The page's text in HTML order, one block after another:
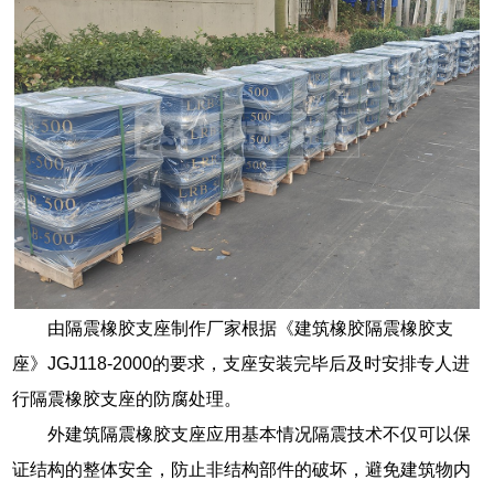
由隔震橡胶支座制作厂家根据《建筑橡胶隔震橡胶支
座》JGJ118-2000的要求，支座安装完毕后及时安排专人进
行隔震橡胶支座的防腐处理。
外建筑隔震橡胶支座应用基本情况隔震技术不仅可以保
证结构的整体安全，防止非结构部件的破坏，避免建筑物内